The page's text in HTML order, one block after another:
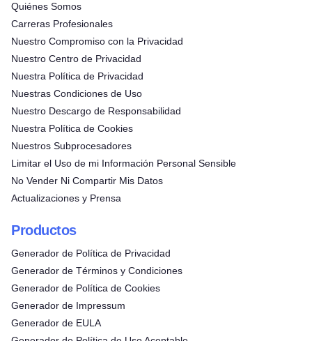
Quiénes Somos
Carreras Profesionales
Nuestro Compromiso con la Privacidad
Nuestro Centro de Privacidad
Nuestra Política de Privacidad
Nuestras Condiciones de Uso
Nuestro Descargo de Responsabilidad
Nuestra Política de Cookies
Nuestros Subprocesadores
Limitar el Uso de mi Información Personal Sensible
No Vender Ni Compartir Mis Datos
Actualizaciones y Prensa
Productos
Generador de Política de Privacidad
Generador de Términos y Condiciones
Generador de Política de Cookies
Generador de Impressum
Generador de EULA